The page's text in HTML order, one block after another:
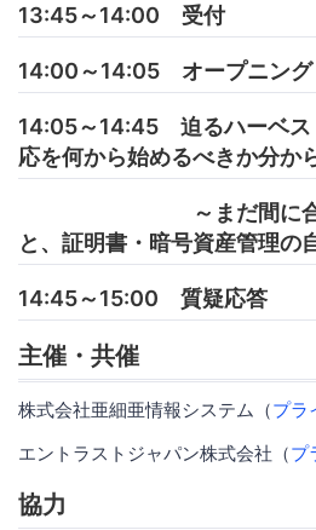
13:45～14:00 受付
14:00～14:05 オープニング
14:05～14:45 迫るハーベス
応を何から始めるべきか分か
～まだ間に合う耐
と、証明書・暗号資産管理の
14:45～15:00 質疑応答
主催・共催
株式会社亜細亜情報システム（プラ
エントラストジャパン株式会社（プ
協力